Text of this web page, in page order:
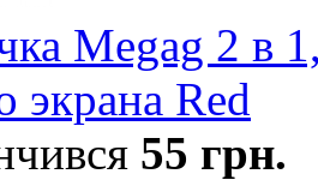
Megag 2 в
экрана Red
55 грн.